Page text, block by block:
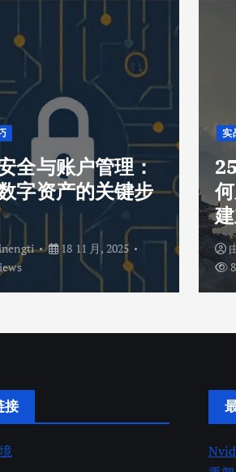
全与账户管理：
字资产的关键步
18 11 月, 2025
实
接